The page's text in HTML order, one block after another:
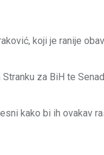
koji je ranije
za BiH te
kako bi ih ovakav